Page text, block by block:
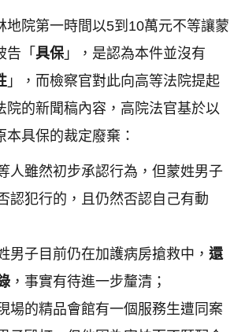
地院第一時間以5到10萬元不等讓蒙
告「 具保 」，是認為本件並沒有
」，而檢察官對此向高等法院提起
院的新聞稿內容，高院法官基於以
本具保的裁定廢棄：
人雖然初步承認行為，但蒙姓男子
認犯行的，且仍然否認自己有動
男子目前仍在加護病房搶救中， 還
，事實有待進一步釐清；
場的精品會館有一個服務生遭同案